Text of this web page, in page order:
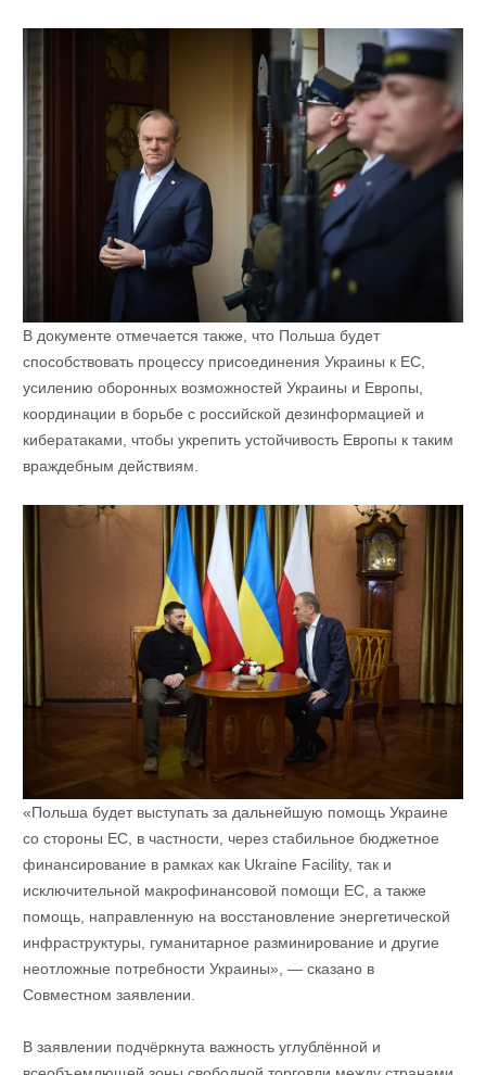
В документе отмечается также, что Польша будет
способствовать процессу присоединения Украины к ЕС,
усилению оборонных возможностей Украины и Европы,
координации в борьбе с российской дезинформацией и
кибератаками, чтобы укрепить устойчивость Европы к таким
враждебным действиям.
«Польша будет выступать за дальнейшую помощь Украине
со стороны ЕС, в частности, через стабильное бюджетное
финансирование в рамках как Ukraine Facility, так и
исключительной макрофинансовой помощи ЕС, а также
помощь, направленную на восстановление энергетической
инфраструктуры, гуманитарное разминирование и другие
неотложные потребности Украины», — сказано в
Совместном заявлении.
В заявлении подчёркнута важность углублённой и